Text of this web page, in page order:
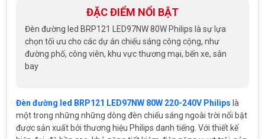
ĐẶC ĐIỂM NỔI BẬT
Đèn đường led BRP121 LED97NW 80W Philips là sự lựa
chọn tối ưu cho các dự án chiếu sáng công cộng, như
đường phố, công viên, khu vực thương mại, bến xe, sân
bay
Đèn đường led BRP121 LED97NW 80W 220-240V Philips là
một trong những những dòng đèn chiếu sáng ngoài trời nổi bật
được sản xuất bởi thương hiệu Philips danh tiếng. Với thiết kế